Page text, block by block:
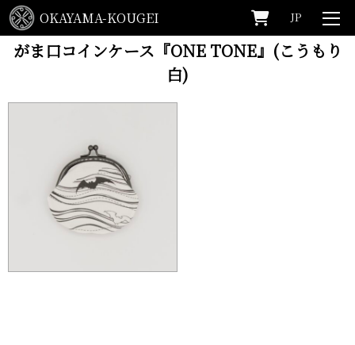
OKAYAMA-KOUGEI JP
HOME>one tone>がま口コインケース『ONE TONE』(こうもり白)
がま口コインケース『ONE TONE』(こうもり
白)